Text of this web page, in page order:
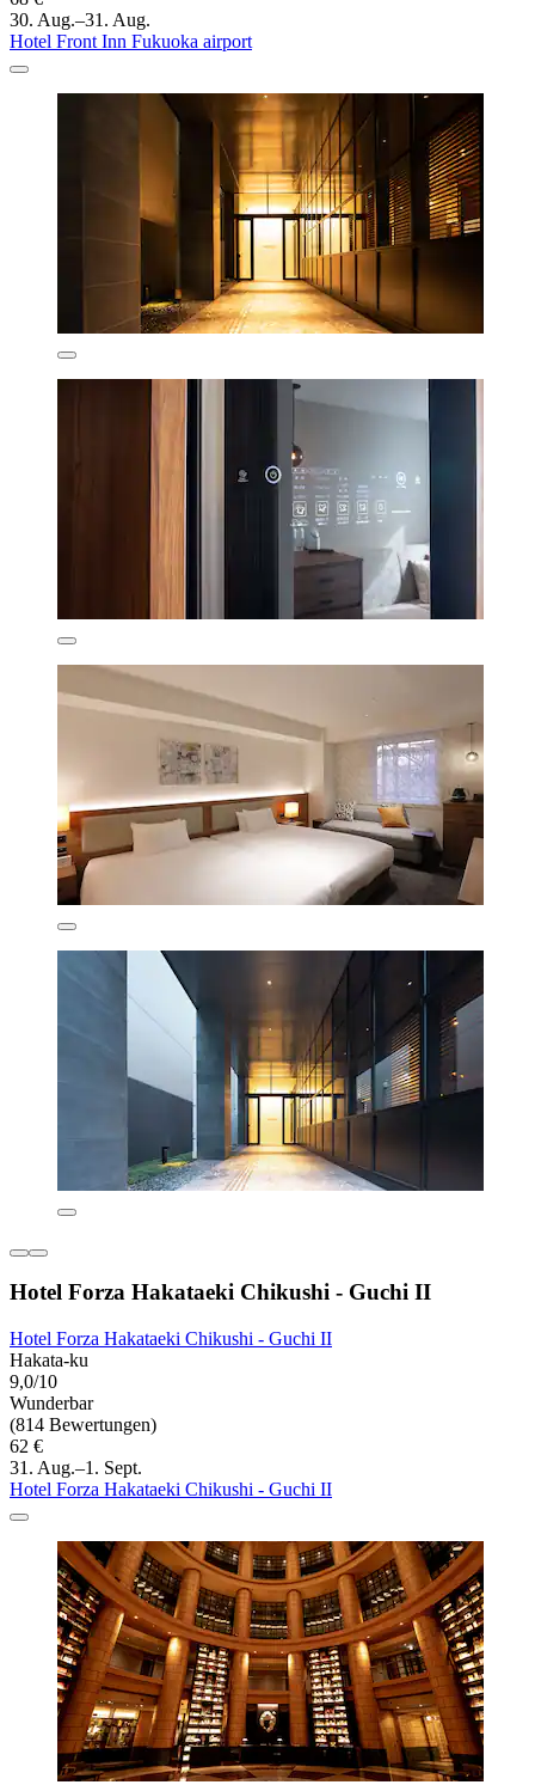
30. Aug.–31. Aug.
Hotel Front Inn Fukuoka airport
Hotel Forza Hakataeki Chikushi - Guchi II
Hotel Forza Hakataeki Chikushi - Guchi II
Hakata-ku
9,0/10
Wunderbar
(814 Bewertungen)
62 €
31. Aug.–1. Sept.
Hotel Forza Hakataeki Chikushi - Guchi II